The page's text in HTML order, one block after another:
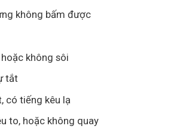
không bấm được
không sôi
tắt
có tiếng kêu lạ
to, hoặc không quay